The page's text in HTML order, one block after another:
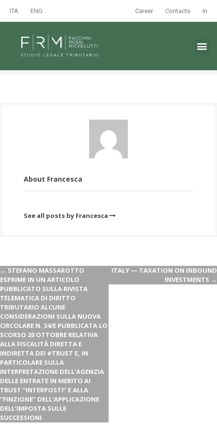
ITA ENG Career Contacts in
About Francesca
See all posts by Francesca
← STEFANO MASSAROTTO
ESPRIME IN UN ARTICOLO
PUBBLICATO SULLA RIVISTA
TELEMATICA DI DIRITTO
TRIBUTARIO ALCUNE
CONSIDERAZIONI SULLA NUOVA
CIRCOLARE N. 34/E PUBBLICATA LO
SCORSO 20 OTTOBRE RELATIVA
ALLA FISCALITÀ DIRETTA E
INDIRETTA DEI #TRUST E, IN
PARTICOLARE SULLA
INTERPRETAZIONE DELL’AGENZIA
DELLE ENTRATE IN MERITO AI
TRUST “INTERPOSTI” E ALLA
“FINZIONE” DELL’APPLICAZIONE
DELL’IMPOSTA SULLE
SUCCESSIONI.
ITALY — TAXATION ON INBOUND
INVESTMENTS →